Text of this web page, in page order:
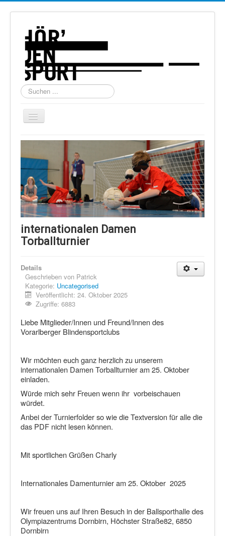
Suchen
...
Navigation
Home
Über uns
Torball
Schießen
Schi Alpin
Schi Nordisch
Laufen
Datenschutz
internationalen Damen
Torballturnier
Details
Geschrieben von Patrick
Kategorie: Uncategorised
Veröffentlicht: 24. Oktober 2025
Zugriffe: 6883
Liebe Mitglieder/Innen und Freund/Innen des
Vorarlberger Blindensportclubs
Wir möchten euch ganz herzlich zu unserem
internationalen Damen Torballturnier am 25. Oktober
einladen.
Würde mich sehr Freuen wenn ihr vorbeischauen
würdet.
Anbei der Turnierfolder so wie die Textversion für alle die
das PDF nicht lesen können.
Mit sportlichen Grüßen Charly
Internationales Damenturnier am 25. Oktober 2025
Wir freuen uns auf Ihren Besuch in der Ballsporthalle des
Olympiazentrums Dornbirn, Höchster Straße82, 6850
Dornbirn